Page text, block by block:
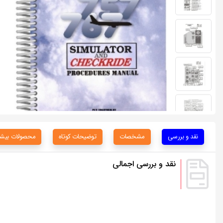
نقد و بررسی مشخصات توضیحات کوتاه محصولات
نقد و بررسی اجمالی